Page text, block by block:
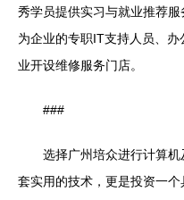
秀学员提供实习与就业推荐
为企业的专职IT支持人员、
业开设维修服务门店。
###
选择广州培众进行计算
套实用的技术，更是投资一